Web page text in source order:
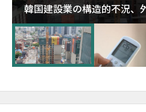
韓国建設業の構造的不況、
超が「ゾンビ企業」に…5